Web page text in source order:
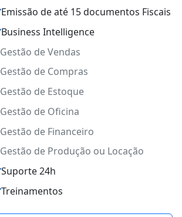
Emissão de até 15 documentos Fiscais
Business Intelligence
Gestão de Vendas
Gestão de Compras
Gestão de Estoque
Gestão de Oficina
Gestão de Financeiro
Gestão de Produção ou Locação
Suporte 24h
Treinamentos